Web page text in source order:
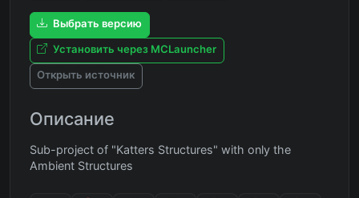
Выбрать версию
Установить через MCLauncher
Открыть источник
Описание
Sub-project of "Katters Structures" with only the
Ambient Structures